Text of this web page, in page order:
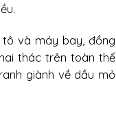
và máy bay, đồng
thác trên toàn thế
giành về dầu mỏ